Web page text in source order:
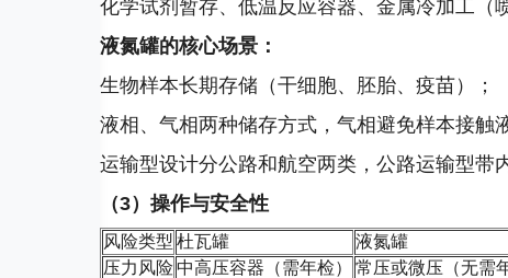
化学试剂暂存、低温反应容器、金属冷加工（
液氮罐的核心场景：
生物样本长期存储（干细胞、胚胎、疫苗）；
液相、气相两种储存方式，气相避免样本接触
运输型设计分公路和航空两类，公路运输型带
（3）操作与安全性
风险类型 杜瓦罐
液氮罐
压力风险 中高压容器（需年检）
常压或微压（无需